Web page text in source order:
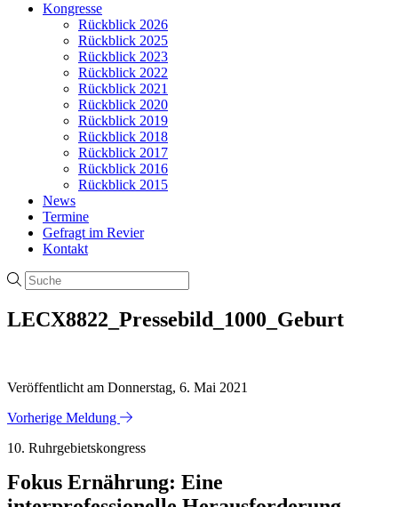
Kongresse
Rückblick 2026
Rückblick 2025
Rückblick 2023
Rückblick 2022
Rückblick 2021
Rückblick 2020
Rückblick 2019
Rückblick 2018
Rückblick 2017
Rückblick 2016
Rückblick 2015
News
Termine
Gefragt im Revier
Kontakt
LECX8822_Pressebild_1000_Geburt
Veröffentlicht am Donnerstag, 6. Mai 2021
Vorherige Meldung
10. Ruhrgebietskongress
Fokus Ernährung: Eine